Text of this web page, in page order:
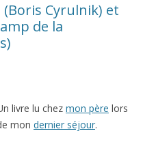
Cyrulnik) et
de la
livre lu chez mon père lors
mon dernier séjour.